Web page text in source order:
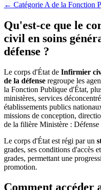
← Catégorie A de la Fonction
Qu'est-ce que le
civil en soins
défense ?
Le corps d'État de Infirmier
de la défense regroupe les
la Fonction Publique d'État,
ministères, services
établissements publics
missions de conception,
de la filière Ministère : Défense
Le corps d'État est régi par un
grades, ses conditions d'accès
grades, permettant une
promotion.
Comment accéder